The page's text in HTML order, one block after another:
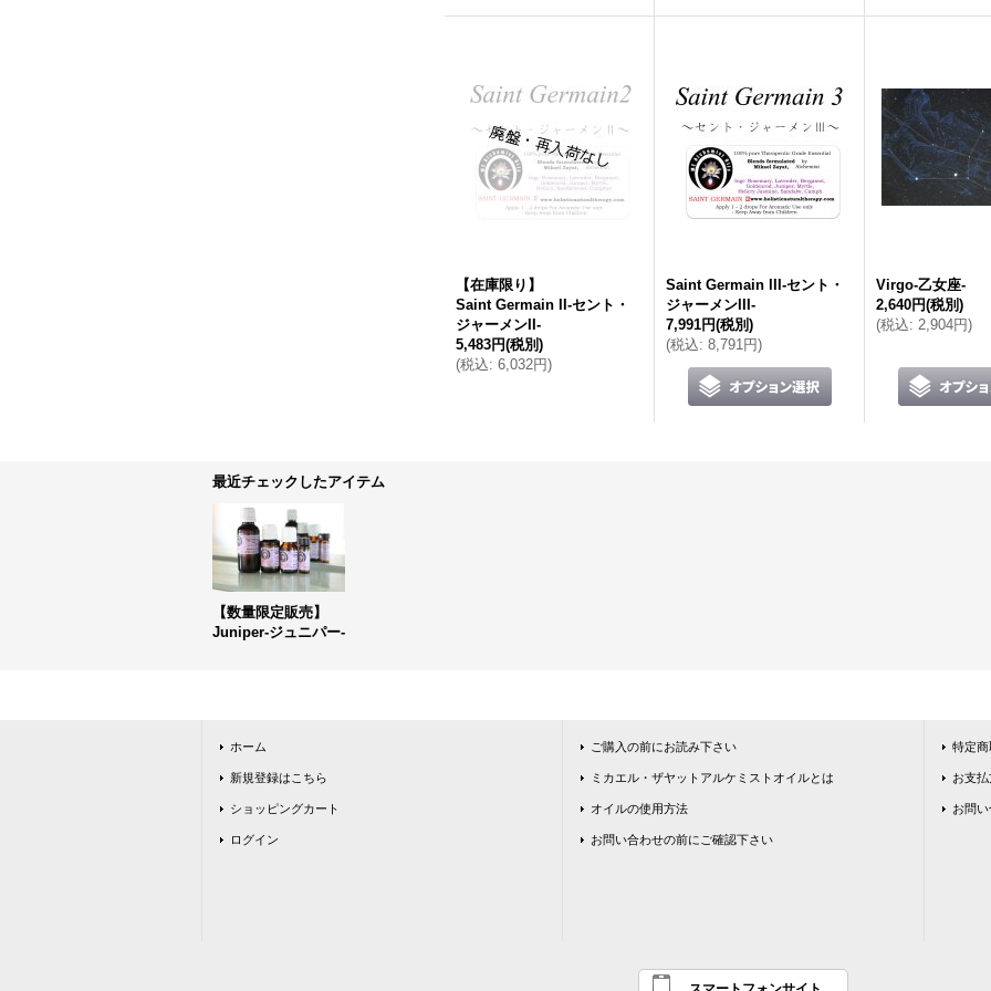
【在庫限り】
Saint Germain II-セント・
ジャーメンII-
5,483円(税別)
(税込: 6,032円)
Saint Germain III-セント・
ジャーメンIII-
7,991円(税別)
(税込: 8,791円)
Virgo-乙女座-
2,640円(税別)
(税込: 2,904円)
最近チェックしたアイテム
【数量限定販売】
Juniper-ジュニパー-
ホーム
新規登録はこちら
ショッピングカート
ログイン
ご購入の前にお読み下さい
ミカエル・ザヤットアルケミストオイルとは
オイルの使用方法
お問い合わせの前にご確認下さい
特定
お支
お問